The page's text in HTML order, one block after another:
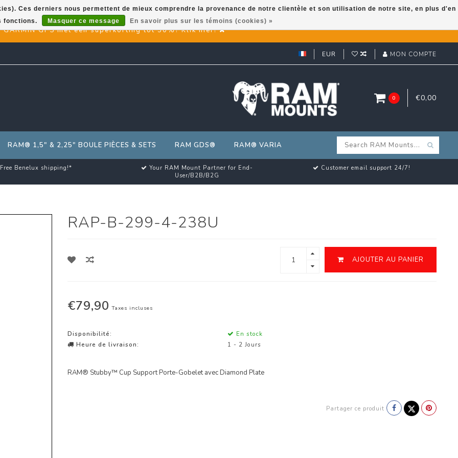
GARMIN GPS met een superkorting tot 50%? Klik hier!
EUR MON COMPTE
0 €0,00
RAM® 1,5" & 2,25" BOULE PIÈCES & SETS RAM GDS® RAM® VARIA
Benelux shipping!*
Your RAM Mount Partner for End-
User/B2B/B2G
Customer email support 24/7!
RAP-B-299-4-238U
AJOUTER AU PANIER
€79,90 Taxes incluses
Disponibilité:
En stock
Heure de livraison:
1 - 2 Jours
RAM® Stubby™ Cup Support Porte-Gobelet avec Diamond Plate
Partager ce produit
Ces derniers nous permettent de mieux comprendre la provenance de notre clientèle et son utilisation de notre site, en plus d'en
fonctions.
Masquer ce message En savoir plus sur les témoins (cookies) »